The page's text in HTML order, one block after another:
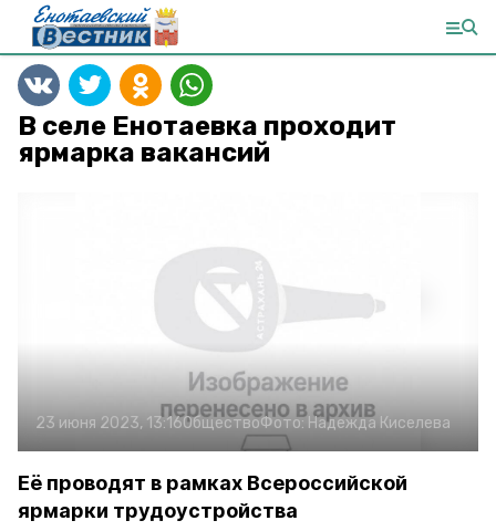
В селе Енотаевка проходит
ярмарка вакансий
23 июня 2023, 13:16ОбществоФото: Надежда Киселева
Её проводят в рамках Всероссийской
ярмарки трудоустройства